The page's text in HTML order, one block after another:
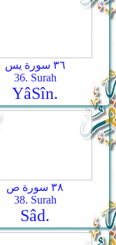
٣٦ سورة يس
36. Surah
Yâ­Sîn.
٣٨ سورة ص
38. Surah
Sâd.